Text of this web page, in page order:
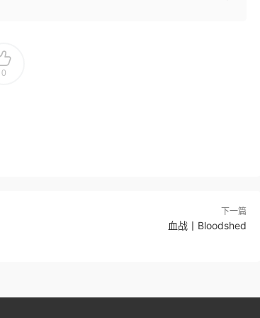
0
下一篇
血战丨Bloodshed